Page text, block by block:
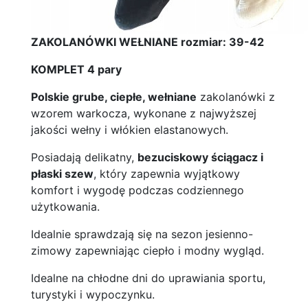
ZAKOLANÓWKI WEŁNIANE rozmiar: 39-42
KOMPLET 4 pary
Polskie grube, ciepłe, wełniane zakolanówki z
wzorem warkocza, wykonane z najwyższej
jakości wełny i włókien elastanowych.
Posiadają delikatny, bezuciskowy ściągacz i
płaski szew, który zapewnia wyjątkowy
komfort i wygodę podczas codziennego
użytkowania.
Idealnie sprawdzają się na sezon jesienno-
zimowy zapewniając ciepło i modny wygląd.
Idealne na chłodne dni do uprawiania sportu,
turystyki i wypoczynku.